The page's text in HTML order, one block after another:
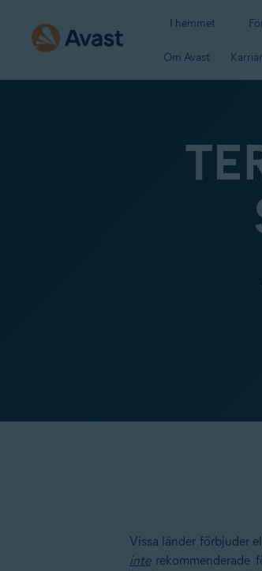
I hemmet
Om Avast Karriär
Vissa länder förbjuder
interekommenderade